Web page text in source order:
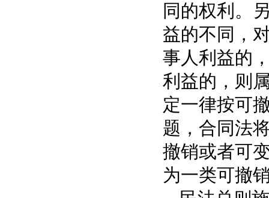
同的权利 。
益的不同，
事人利益的
利益的，则
定一律按可
题，合同法
撤销或者可
为一类可撤